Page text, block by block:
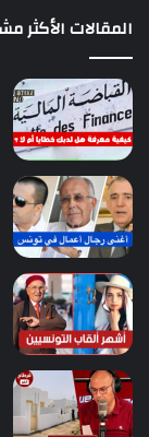
المقالات الأكثر